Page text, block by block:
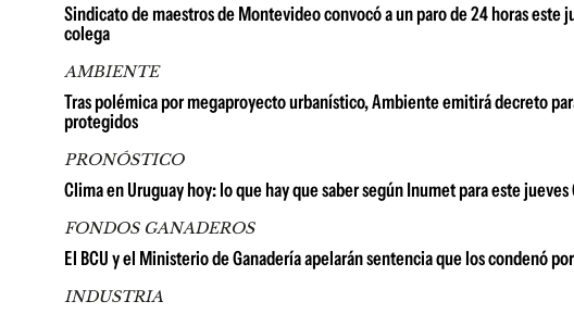
Sindicato de maestros de Montevideo convocó a un paro de 24 horas este
colega
AMBIENTE
Tras polémica por megaproyecto urbanístico, Ambiente emitirá decreto
protegidos
PRONÓSTICO
Clima en Uruguay hoy: lo que hay que saber según Inumet para este jueves
FONDOS GANADEROS
El BCU y el Ministerio de Ganadería apelarán sentencia que los condenó
INDUSTRIA